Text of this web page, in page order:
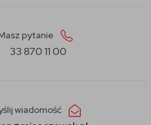
pytanie
33 870 11 00
wiadomość